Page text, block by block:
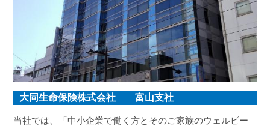
大同生命保険株式会社 富山支社
当社では、「中小企業で働く方とそのご家族のウェルビー